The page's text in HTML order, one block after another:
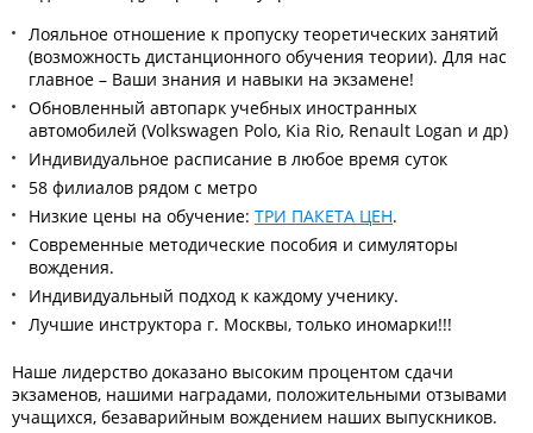
Лояльное отношение к пропуску теоретических занятий
(возможность дистанционного обучения теории). Для нас
главное – Ваши знания и навыки на экзамене!
Обновленный автопарк учебных иностранных
автомобилей (Volkswagen Polo, Kia Rio, Renault Logan и др)
Индивидуальное расписание в любое время суток
58 филиалов рядом с метро
Низкие цены на обучение: ТРИ ПАКЕТА ЦЕН.
Современные методические пособия и симуляторы
вождения.
Индивидуальный подход к каждому ученику.
Лучшие инструктора г. Москвы, только иномарки!!!
Наше лидерство доказано высоким процентом сдачи
экзаменов, нашими наградами, положительными отзывами
учащихся, безаварийным вождением наших выпускников.